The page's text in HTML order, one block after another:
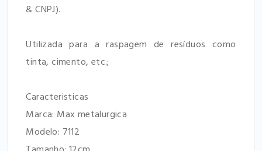
& CNPJ).
Utilizada para a raspagem de resíduos como
tinta, cimento, etc.;
Caracteristicas
Marca: Max metalurgica
Modelo: 7112